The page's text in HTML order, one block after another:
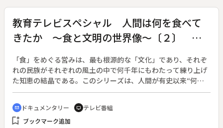
させたいのだ。やがてウメのさい配で富屋は今でいうデパート
を開店するが、その初日に大正天皇が崩御。てんやわんやのう
ちに昭和の御代がはじまった。
教育テレビスペシャル 人間は何を食べて
きたか ～食と文明の世界像～〔２〕 一
「食」をめぐる営みは、最も根源的な「文化」であり、それぞ
れの民族がそれぞれの風土の中で何千年にもわたって練り上げ
た知恵の結晶である。このシリーズは、人間が有史以来“何を
どのように食べてきたか”を世界各地の食生活と風土の中に探
り、食べものがいかに民族の精神を形づくり、文明の質を規定
してきたかを明らかにし、飽食の日本人に「食」のあり方を問
いかける。◆第２集は「パン」。オーストリアの山村を舞台
cinematic_blur ドキュメンタリー tv テレビ番組
bookmark_add ブックマーク追加